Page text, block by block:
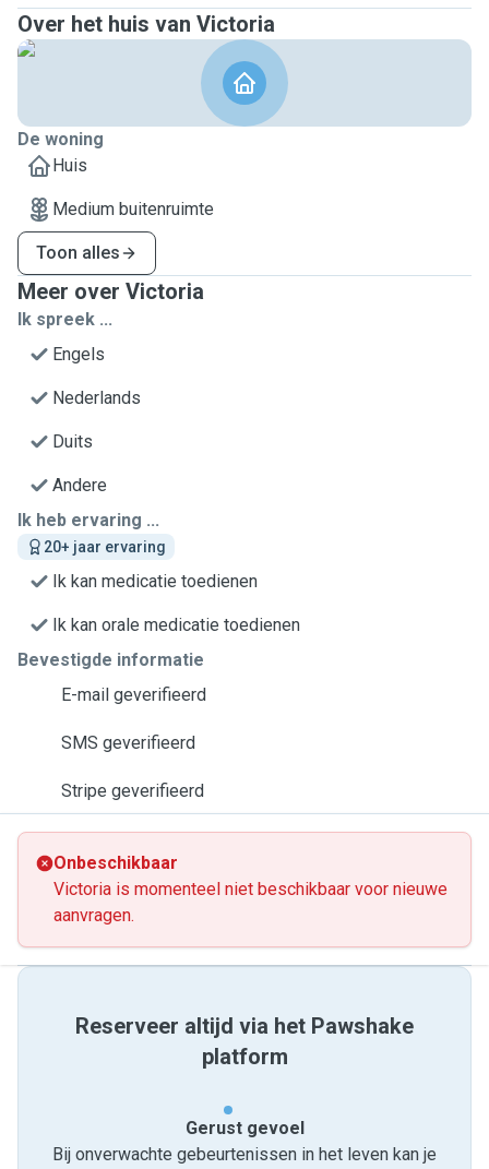
Over het huis van Victoria
De woning
Huis
Medium buitenruimte
Toon alles
Meer over Victoria
Ik spreek ...
Engels
Nederlands
Duits
Andere
Ik heb ervaring ...
20+ jaar ervaring
Ik kan medicatie toedienen
Ik kan orale medicatie toedienen
Bevestigde informatie
E-mail geverifieerd
SMS geverifieerd
Stripe geverifieerd
Onbeschikbaar
Victoria is momenteel niet beschikbaar voor nieuwe
aanvragen.
Reserveer altijd via het Pawshake
platform
Gerust gevoel
Bij onverwachte gebeurtenissen in het leven kan je